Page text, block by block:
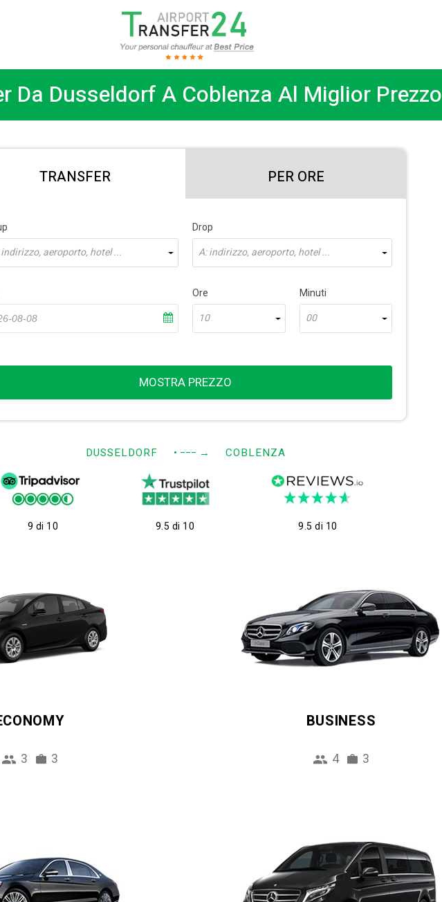
Da Dusseldorf A Coblenza Al Miglior Prezzo
TRANSFER PER ORE
indirizzo, aeroporto, hotel ...
Drop
A: indirizzo, aeroporto, hotel ...
Ore
10
Minuti
00
MOSTRA PREZZO
DUSSELDORF • −−− → COBLENZA
9 di 10 9.5 di 10 9.5 di 10
3 3
BUSINESS
4 3